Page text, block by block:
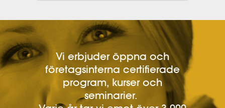
Vi erbjuder öppna och
företagsinterna certifierade
program, kurser och
seminarier.